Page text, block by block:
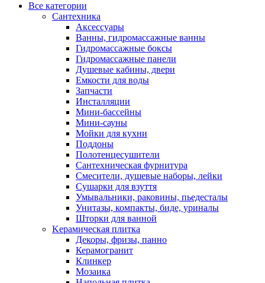
Все категории
Cантехника
Аксессуары
Ванны, гидромассажные ванны
Гидромассажные боксы
Гидромассажные панели
Душевые кабины, двери
Емкости для воды
Запчасти
Инсталляции
Мини-бассейны
Мини-сауны
Мойки для кухни
Поддоны
Полотенцесушители
Сантехническая фурнитура
Смесители, душевые наборы, лейки
Сушарки для взуття
Умывальники, раковины, пьедесталы
Унитазы, компакты, биде, уриналы
Шторки для ванной
Kерамическая плитка
Декоры, фризы, панно
Керамогранит
Клинкер
Мозаика